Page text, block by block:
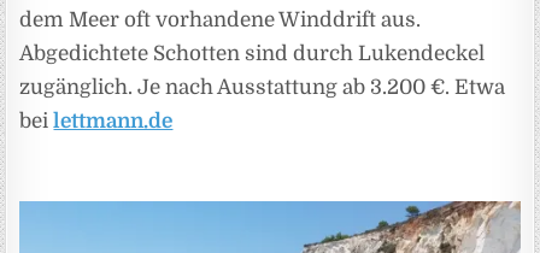
dem Meer oft vorhandene Winddrift aus.
Abgedichtete Schotten sind durch Lukendeckel
zugänglich. Je nach Ausstattung ab 3.200 €. Etwa
beilettmann.de